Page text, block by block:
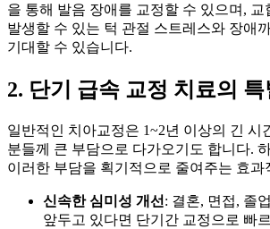
을 통해 발음 장애를 교정할 수 있으며, 교
발생할 수 있는 턱 관절 스트레스와 장애
기대할 수 있습니다.
2. 단기 급속 교정 치료의 특
일반적인 치아교정은 1~2년 이상의 긴 시
분들께 큰 부담으로 다가오기도 합니다.
이러한 부담을 획기적으로 줄여주는 효과
신속한 심미성 개선 : 결혼, 면접, 졸
앞두고 있다면 단기간 교정으로 빠